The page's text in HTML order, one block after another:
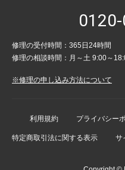
修理の受付時間：365日24時間
修理の相談時間：月～土 9:00～
※修理の申し込み方法について
利用規約 プライバシー
特定商取引法に関する表示 サ